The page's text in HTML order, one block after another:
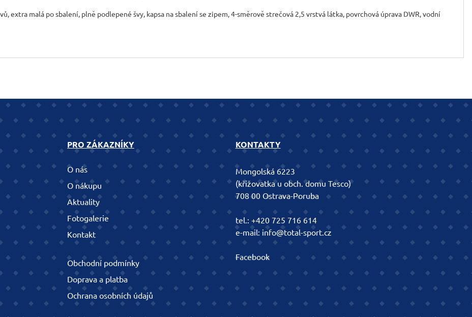
extra malá po sbalení, plně podlepené švy, kapsa na sbalení se zipem, 4-směrově strečová 2,5 vrstvá látka, povrchová úprava DWR, vodní
PRO ZÁKAZNÍKY
O nás
O nákupu
Aktuality
Fotogalerie
Kontakt
Obchodní podmínky
Doprava a platba
Ochrana osobních údajů
KONTAKTY
Mongolská 6223
(křižovatka u obch. domu Tesco)
708 00 Ostrava-Poruba
tel.: +420 725 716 614
e-mail: info@total-sport.cz
Facebook